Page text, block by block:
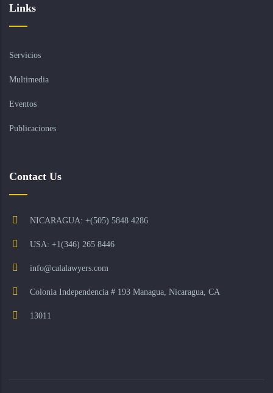
Links
Servicios
Multimedia
Eventos
Publicaciones
Contact Us
NICARAGUA: +(505) 5848 4286
USA: +1(346) 265 8446
info@calalawyers.com
Colonia Independencia # 193 Managua, Nicaragua, CA
13011